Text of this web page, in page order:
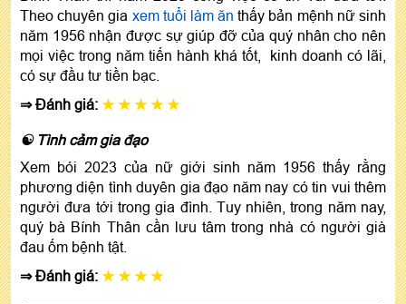
Theo chuyên gia xem tuổi làm ăn thấy bản mệnh nữ sinh
năm 1956 nhận được sự giúp đỡ của quý nhân cho nên
mọi việc trong năm tiến hành khá tốt, kinh doanh có lãi,
có sự đầu tư tiền bạc.
⇒ Đánh giá: ★ ★ ★ ★ ★
☯ Tình cảm gia đạo
Xem bói 2023 của nữ giới sinh năm 1956 thấy rằng
phương diện tình duyên gia đạo năm nay có tin vui thêm
người đưa tới trong gia đình. Tuy nhiên, trong năm nay,
quý bà Bính Thân cần lưu tâm trong nhà có người già
đau ốm bệnh tật.
⇒ Đánh giá: ★ ★ ★ ★